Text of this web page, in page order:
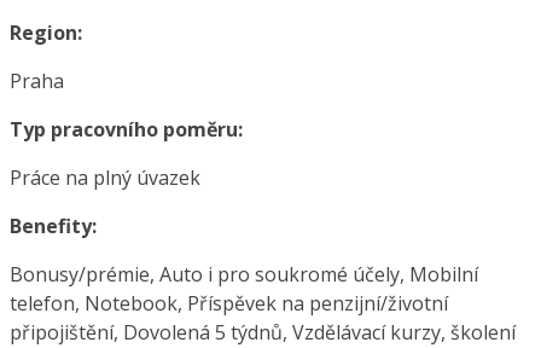
Region:
Praha
Typ pracovního poměru:
Práce na plný úvazek
Benefity:
Bonusy/prémie, Auto i pro soukromé účely, Mobilní
telefon, Notebook, Příspěvek na penzijní/životní
připojištění, Dovolená 5 týdnů, Vzdělávací kurzy, školení